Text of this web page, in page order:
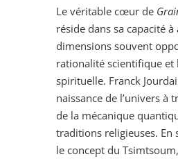
Le véritable cœur de
réside dans sa capacité
dimensions souvent
rationalité scientifique et
spirituelle. Franck
naissance de l’univers à
de la mécanique
traditions religieuses. En
le concept du